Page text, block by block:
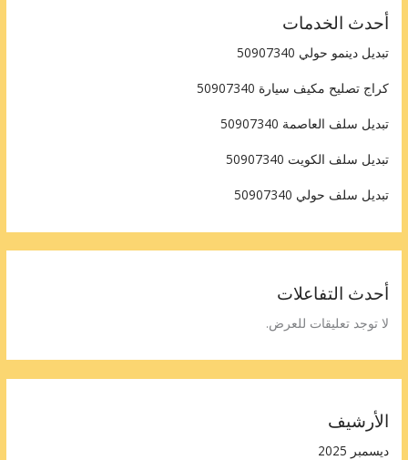
أحدث الخدمات
تبديل دينمو حولي 50907340
كراج تصليح مكيف سيارة 50907340
تبديل سلف العاصمة 50907340
تبديل سلف الكويت 50907340
تبديل سلف حولي 50907340
أحدث التفاعلات
لا توجد تعليقات للعرض.
الأرشيف
ديسمبر 2025